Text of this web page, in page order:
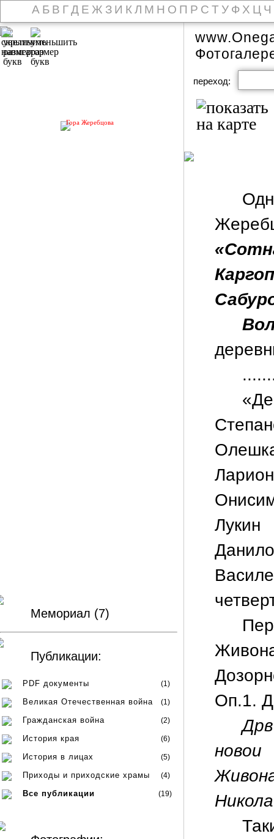
А Б В Г Д Е Ж З И К Л М Н О П Р С Т У Ф Х Ц Ч
Гора Жеребцова
Мемориал (7)
Публикации:
PDF документы (1)
Великая Отечественная война (1)
Гражданская война (2)
История края (6)
История в лицах (5)
Приходы и приходские храмы (4)
Все публикации (19)
переход:
Оп.1.